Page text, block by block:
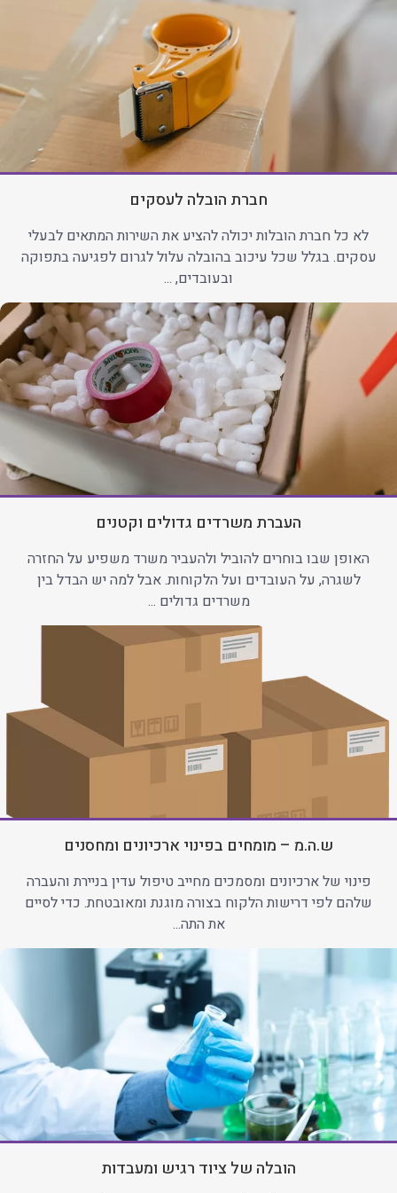
חברת הובלה לעסקים
לא כל חברת הובלות יכולה להציע את השירות המתאים לבעלי
עסקים. בגלל שכל עיכוב בהובלה עלול לגרום לפגיעה בתפוקה
ובעובדים, ...
העברת משרדים גדולים וקטנים
האופן שבו בוחרים להוביל ולהעביר משרד משפיע על החזרה
לשגרה, על העובדים ועל הלקוחות. אבל למה יש הבדל בין
משרדים גדולים ...
ש.ה.מ – מומחים בפינוי ארכיונים ומחסנים
פינוי של ארכיונים ומסמכים מחייב טיפול עדין בניירת והעברה
שלהם לפי דרישות הלקוח בצורה מוגנת ומאובטחת. כדי לסיים
את התה...
הובלה של ציוד רגיש ומעבדות